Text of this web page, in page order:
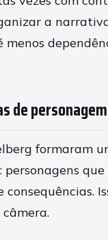
a
de personagem
formaram